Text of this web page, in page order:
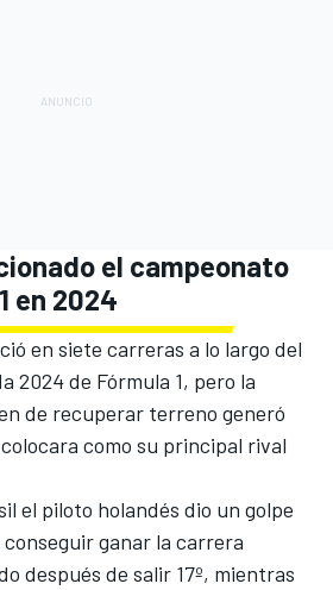
el campeonato
en 2024
en siete carreras a lo largo del
2024 de Fórmula 1, pero la
de recuperar terreno generó
como su principal rival
el piloto holandés dio un golpe
conseguir ganar la carrera
después de salir 17º, mientras